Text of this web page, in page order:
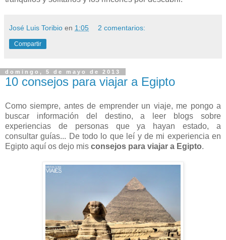
José Luis Toribio en 1:05 2 comentarios:
Compartir
domingo, 5 de mayo de 2013
10 consejos para viajar a Egipto
Como siempre, antes de emprender un viaje, me pongo a
buscar información del destino, a leer blogs sobre
experiencias de personas que ya hayan estado, a
consultar guías... De todo lo que leí y de mi experiencia en
Egipto aquí os dejo mis consejos para viajar a Egipto.